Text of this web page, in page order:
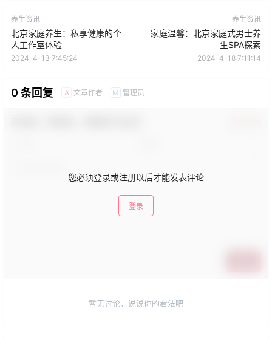
养生资讯
北京家庭养生：私享健康的个
人工作室体验
2024-4-13 7:45:24
养生资讯
家庭温馨：北京家庭式男士养
生SPA探索
2024-4-18 7:11:14
0 条回复 A 文章作者 M 管理员
您必须登录或注册以后才能发表评论
登录
暂无讨论，说说你的看法吧